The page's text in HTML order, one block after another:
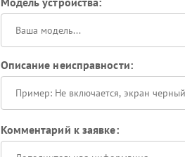
Описание неисправности:
Комментарий к заявке: